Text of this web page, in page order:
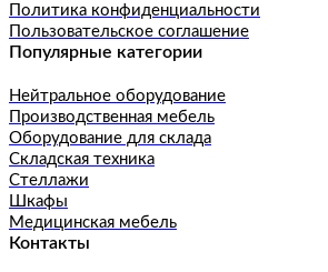
Политика конфиденциальности
Пользовательское соглашение
Популярные категории
Нейтральное оборудование
Производственная мебель
Оборудование для склада
Складская техника
Стеллажи
Шкафы
Медицинская мебель
Контакты